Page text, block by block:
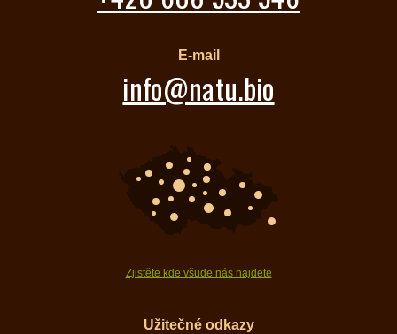
E-mail
info@natu.bio
Zjistěte kde všude nás najdete
Užitečné odkazy